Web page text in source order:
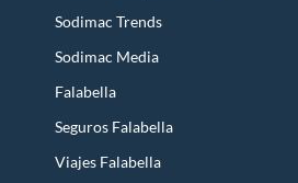
Sodimac Trends
Sodimac Media
Falabella
Seguros Falabella
Viajes Falabella